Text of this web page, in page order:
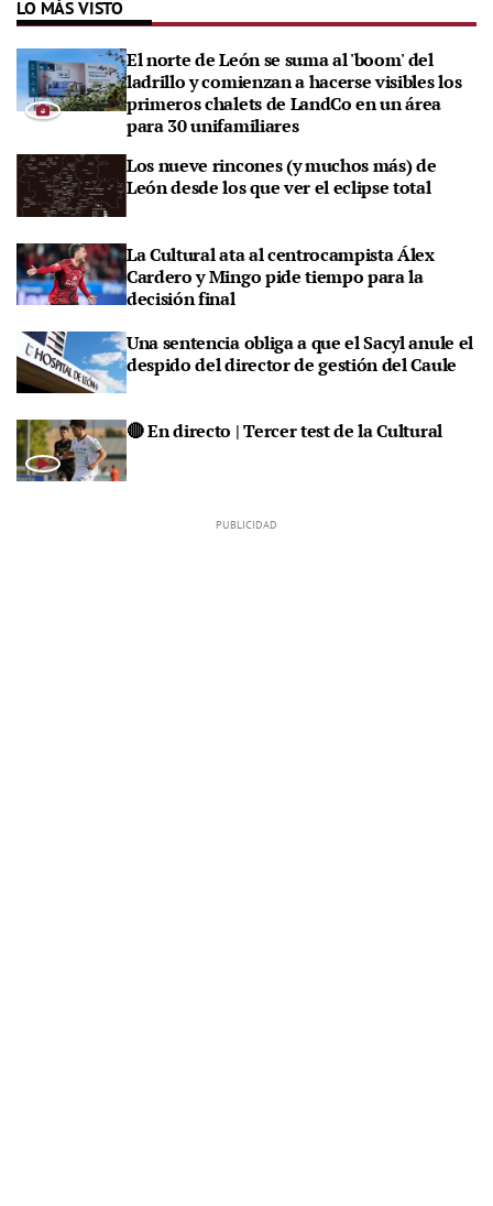
LO MÁS VISTO
El norte de León se suma al 'boom' del
ladrillo y comienzan a hacerse visibles los
primeros chalets de LandCo en un área
para 30 unifamiliares
Los nueve rincones (y muchos más) de
León desde los que ver el eclipse total
La Cultural ata al centrocampista Álex
Cardero y Mingo pide tiempo para la
decisión final
Una sentencia obliga a que el Sacyl anule el
despido del director de gestión del Caule
🔴 En directo | Tercer test de la Cultural